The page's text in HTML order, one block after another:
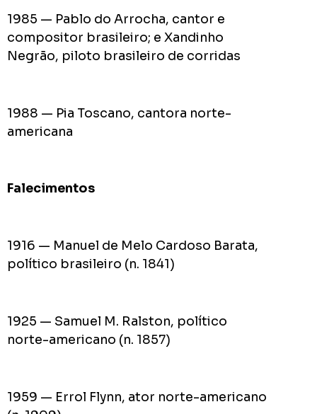
1985 — Pablo do Arrocha, cantor e
compositor brasileiro; e Xandinho
Negrão, piloto brasileiro de corridas
1988 — Pia Toscano, cantora norte-
americana
Falecimentos
1916 — Manuel de Melo Cardoso Barata,
político brasileiro (n. 1841)
1925 — Samuel M. Ralston, político
norte-americano (n. 1857)
1959 — Errol Flynn, ator norte-americano